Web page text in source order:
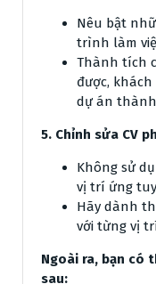
Nêu bật
trình làm
Thành tích
được,
dự án
5. Chỉnh sửa CV
Không sử
vị trí ứng
Hãy dành
với từng vị
Ngoài ra, bạn có
sau: